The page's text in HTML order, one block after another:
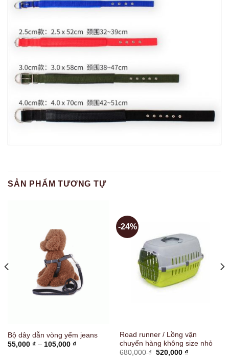
SẢN PHẨM TƯƠNG TỰ
Bộ dây dẫn vòng yếm jeans
55,000 ₫ – 105,000 ₫Khoảng
-24%
Road runner / Lồng vận
chuyển hàng không size nhỏ
680,000₫ Giá
520,000 ₫Giá